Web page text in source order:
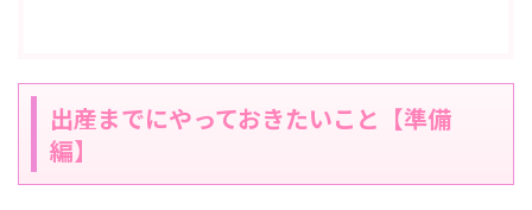
出産までにやっておきたいこと【準備
編】